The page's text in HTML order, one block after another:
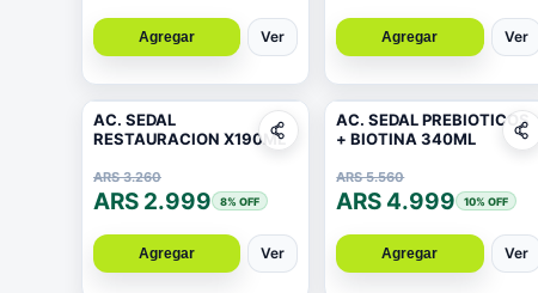
Agregar Ver Agregar Ver
AC. SEDAL
RESTAURACION X190ML
ARS 3.260
ARS 2.999 8% OFF
Agregar Ver
AC. SEDAL PREBIOTICOS
+ BIOTINA 340ML
ARS 5.560
ARS 4.999 10% OFF
Agregar Ver